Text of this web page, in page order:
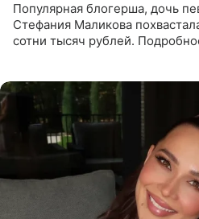
Популярная блогерша, дочь
Стефания Маликова
сотни тысяч рублей.